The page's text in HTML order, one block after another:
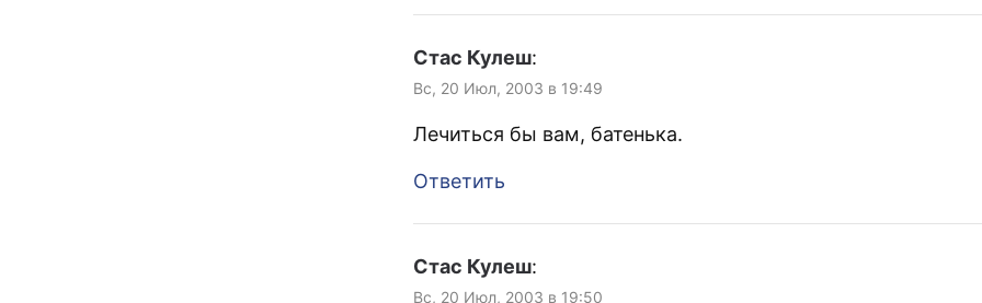
Стас Кулеш:
Вс, 20 Июл, 2003 в 19:49
Лечиться бы вам, батенька.
Ответить
Стас Кулеш:
Вс, 20 Июл, 2003 в 19:50